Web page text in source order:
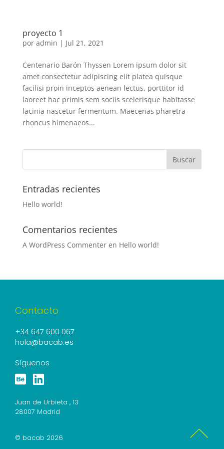
proyecto 1
por admin | Jul 21, 2021
Centenario Barón Thyssen Lorem ipsum dolor sit
amet consectetur adipiscing elit platea quisque
facilisi proin inceptos aenean lectus, porttitor id
laoreet hac primis sem sociis scelerisque habitasse
lacinia nascetur fermentum. Maecenas pharetra
rhoncus himenaeos...
Entradas recientes
Hello world!
Comentarios recientes
A WordPress Commenteren Hello world!
Contacto
+34 647 600 067
hola@bacab.es
Síguenos
Juan de Urbieta , 13
28007 Madrid
© bacab 2026